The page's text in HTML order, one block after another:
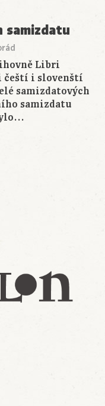
samizdatu
Libri
čeští i slovenští
samizdatových
samizdatu